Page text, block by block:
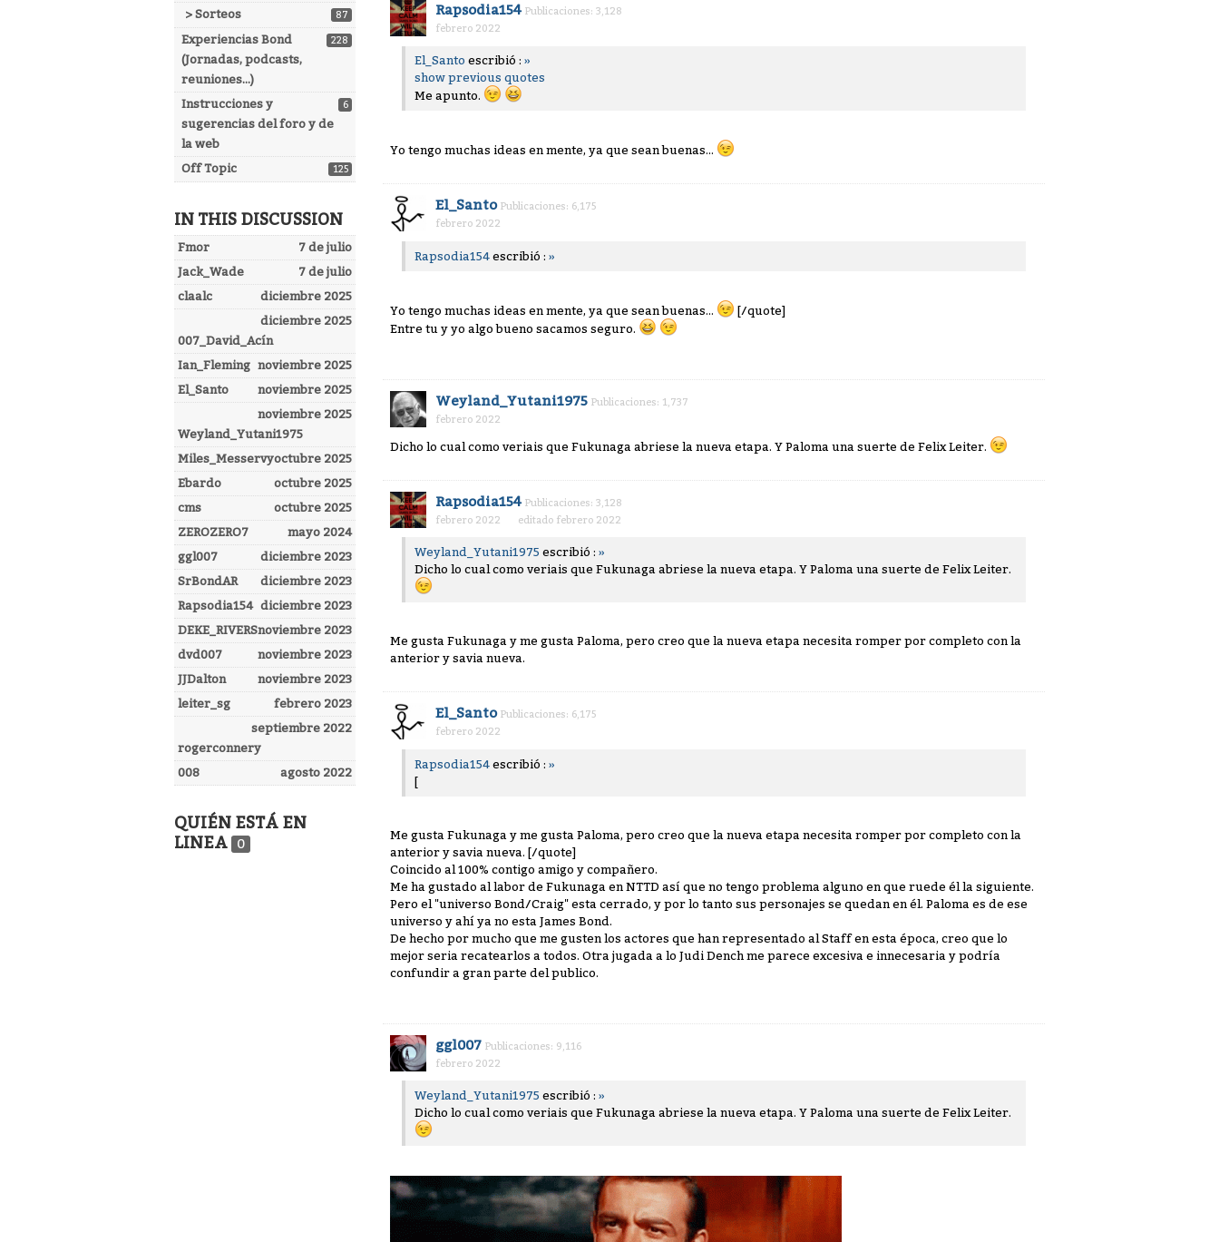
87
> Sorteos
228
Experiencias Bond
(Jornadas, podcasts,
reuniones...)
6
Instrucciones y
sugerencias del foro y de
la web
125
Off Topic
IN THIS DISCUSSION
7 de julio
Fmor
7 de julio
Jack_Wade
diciembre 2025
claalc
diciembre 2025
007_David_Acín
noviembre 2025
Ian_Fleming
noviembre 2025
El_Santo
noviembre 2025
Weyland_Yutani1975
octubre 2025
Miles_Messervy
octubre 2025
Ebardo
octubre 2025
cms
mayo 2024
ZEROZERO7
diciembre 2023
ggl007
diciembre 2023
SrBondAR
diciembre 2023
Rapsodia154
noviembre 2023
DEKE_RIVERS
noviembre 2023
dvd007
noviembre 2023
JJDalton
febrero 2023
leiter_sg
septiembre 2022
rogerconnery
agosto 2022
008
QUIÉN ESTÁ EN
LINEA
0
Rapsodia154 Publicaciones: 3,128
febrero 2022
El_Santo escribió : »
show previous quotes
Me apunto.
Yo tengo muchas ideas en mente, ya que sean buenas...
El_Santo Publicaciones: 6,175
febrero 2022
Rapsodia154 escribió : »
Yo tengo muchas ideas en mente, ya que sean buenas...
[/quote]
Entre tu y yo algo bueno sacamos seguro.
Weyland_Yutani1975 Publicaciones: 1,737
febrero 2022
Dicho lo cual como veriais que Fukunaga abriese la nueva etapa. Y Paloma una suerte de Felix Leiter.
Rapsodia154 Publicaciones: 3,128
febrero 2022
editado febrero 2022
Weyland_Yutani1975 escribió : »
Dicho lo cual como veriais que Fukunaga abriese la nueva etapa. Y Paloma una suerte de Felix Leiter.
Me gusta Fukunaga y me gusta Paloma, pero creo que la nueva etapa necesita romper por completo con la
anterior y savia nueva.
El_Santo Publicaciones: 6,175
febrero 2022
Rapsodia154 escribió : »
[
Me gusta Fukunaga y me gusta Paloma, pero creo que la nueva etapa necesita romper por completo con la
anterior y savia nueva. [/quote]
Coincido al 100% contigo amigo y compañero.
Me ha gustado al labor de Fukunaga en NTTD así que no tengo problema alguno en que ruede él la siguiente.
Pero el "universo Bond/Craig" esta cerrado, y por lo tanto sus personajes se quedan en él. Paloma es de ese
universo y ahí ya no esta James Bond.
De hecho por mucho que me gusten los actores que han representado al Staff en esta época, creo que lo
mejor seria recatearlos a todos. Otra jugada a lo Judi Dench me parece excesiva e innecesaria y podría
confundir a gran parte del publico.
ggl007 Publicaciones: 9,116
febrero 2022
Weyland_Yutani1975 escribió : »
Dicho lo cual como veriais que Fukunaga abriese la nueva etapa. Y Paloma una suerte de Felix Leiter.